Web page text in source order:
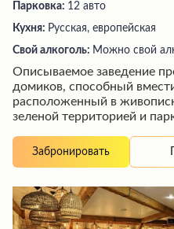
Парковка: 12 авто
Кухня: Русская, европейская
Свой алкоголь: Можно свой
Описываемое заведение
домиков, способный
расположенный в
зеленой территорией и
включается праздничная
заведения внимателен,
масштаба – от семейных
корпоративов.
кухня получает
Забронировать